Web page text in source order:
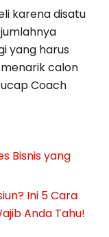
karena disatu
yang harus
calon
Coach
Bisnis yang
Ini 5 Cara
Anda Tahu!